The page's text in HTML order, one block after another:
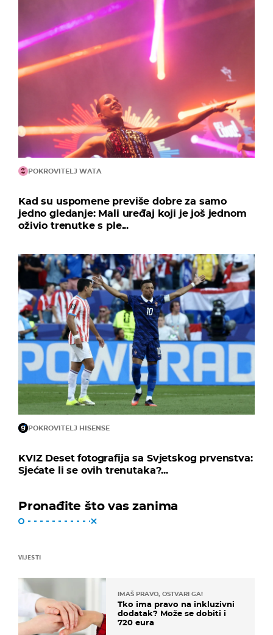
POKROVITELJ WATA
Kad su uspomene previše dobre za samo
jedno gledanje: Mali uređaj koji je još jednom
oživio trenutke s ple...
POKROVITELJ HISENSE
KVIZ Deset fotografija sa Svjetskog prvenstva:
Sjećate li se ovih trenutaka?...
Pronađite što vas zanima
VIJESTI
IMAŠ PRAVO, OSTVARI GA!
Tko ima pravo na inkluzivni
dodatak? Može se dobiti i
720 eura